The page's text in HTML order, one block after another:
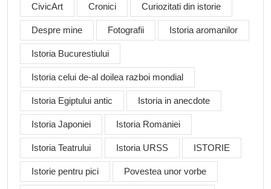
CivicArt Cronici Curiozitati din istorie
Despre mine Fotografii Istoria aromanilor
Istoria Bucurestiului
Istoria celui de-al doilea razboi mondial
Istoria Egiptului antic Istoria in anecdote
Istoria Japoniei Istoria Romaniei
Istoria Teatrului Istoria URSS ISTORIE
Istorie pentru pici Povestea unor vorbe